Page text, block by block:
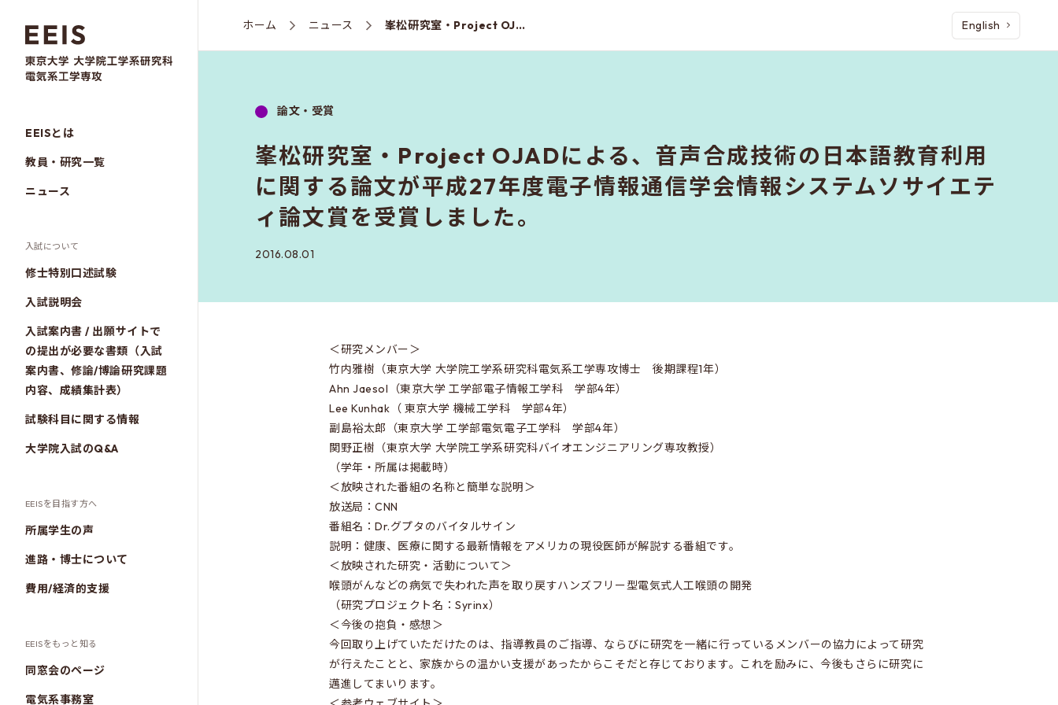
EEISとは
教員・研究一覧
ニュース
入試について
修士特別口述試験
入試説明会
入試案内書 / 出願サイトで
の提出が必要な書類（入試
案内書、修論/博論研究課題
内容、成績集計表）
試験科目に関する情報
大学院入試のQ&A
EEISを目指す方へ
所属学生の声
進路・博士について
費用/経済的支援
EEISをもっと知る
同窓会のページ
電気系事務室
ホーム ニュース 峯松研究室・Project OJADによる、音声合成技術の日本語教育利用に関する論文が平成27年度電子情報通信学会情報システムソサイエティ論文賞を受賞しました。 English
峯松研究室・Project OJADによる、音声合成技術の日本語教育利用
に関する論文が平成27年度電子情報通信学会情報システムソサイエテ
ィ論文賞を受賞しました。
論文・受賞
2016.08.01
＜研究メンバー＞
竹内雅樹（東京大学 大学院工学系研究科電気系工学専攻博士 後期課程1年）
Ahn Jaesol（東京大学 工学部電子情報工学科 学部4年）
Lee Kunhak（ 東京大学 機械工学科 学部4年）
副島裕太郎（東京大学 工学部電気電子工学科 学部4年）
関野正樹（東京大学 大学院工学系研究科バイオエンジニアリング専攻教授）
（学年・所属は掲載時）
＜放映された番組の名称と簡単な説明＞
放送局：CNN
番組名：Dr.グプタのバイタルサイン
説明：健康、医療に関する最新情報をアメリカの現役医師が解説する番組です。
＜放映された研究・活動について＞
喉頭がんなどの病気で失われた声を取り戻すハンズフリー型電気式人工喉頭の開発
（研究プロジェクト名：Syrinx）
＜今後の抱負・感想＞
今回取り上げていただけたのは、指導教員のご指導、ならびに研究を一緒に行っているメンバーの協力によって研究
が行えたことと、家族からの温かい支援があったからこそだと存じております。これを励みに、今後もさらに研究に
邁進してまいります。